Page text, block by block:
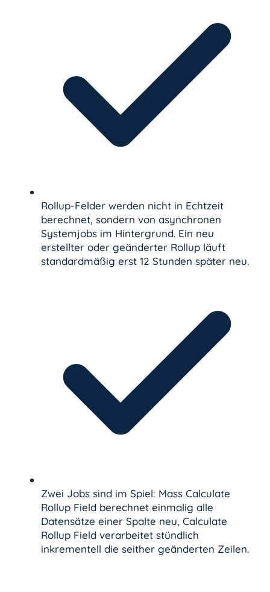
Rollup-Felder werden nicht in Echtzeit
berechnet, sondern von asynchronen
Systemjobs im Hintergrund. Ein neu
erstellter oder geänderter Rollup läuft
standardmäßig erst 12 Stunden später neu.
Zwei Jobs sind im Spiel: Mass Calculate
Rollup Field berechnet einmalig alle
Datensätze einer Spalte neu, Calculate
Rollup Field verarbeitet stündlich
inkrementell die seither geänderten Zeilen.